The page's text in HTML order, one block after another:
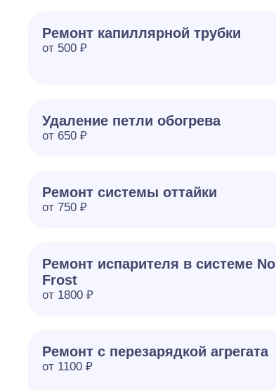
Ремонт капиллярной трубки
от 500 ₽
Удаление петли обогрева
от 650 ₽
Ремонт системы оттайки
от 750 ₽
Ремонт испарителя в системе No
Frost
от 1800 ₽
Ремонт с перезарядкой агрегата
от 1100 ₽